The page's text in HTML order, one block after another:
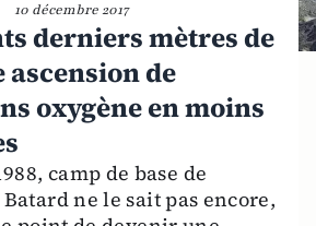
10 décembre 2017
derniers mètres de
de
oxygène en moins
camp de base de
ne le sait pas encore,